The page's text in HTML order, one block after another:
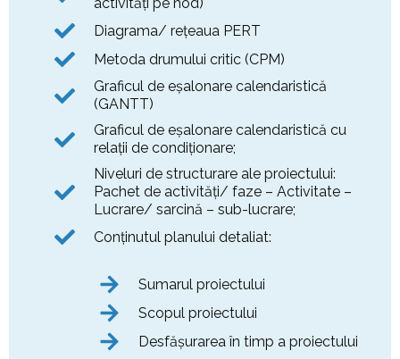
Diagrama/ reţeaua PERT
Metoda drumului critic (CPM)
Graficul de eşalonare calendaristică
(GANTT)
Graficul de eşalonare calendaristică cu
relaţii de condiţionare;
Niveluri de structurare ale proiectului:
Pachet de activităţi/ faze – Activitate –
Lucrare/ sarcină – sub-lucrare;
Conţinutul planului detaliat:
Sumarul proiectului
Scopul proiectului
Desfăşurarea în timp a proiectului